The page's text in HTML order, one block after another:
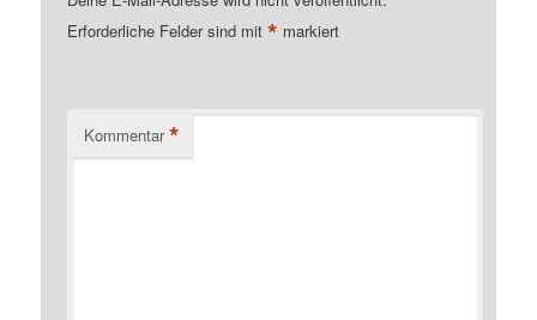
Erforderliche Felder sind mit* markiert
Kommentar *